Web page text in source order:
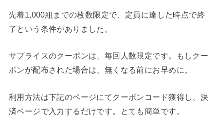
先着1,000組までの枚数限定で、定員に達した時点で終
了という条件がありました。
サプライスのクーポンは、毎回人数限定です。もしクー
ポンが配布された場合は、無くなる前にお早めに。
利用方法は下記のページにてクーポンコード獲得し、決
済ページで入力するだけです。とても簡単です。